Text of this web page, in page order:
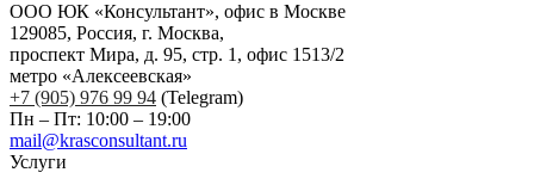
ООО ЮК «Консультант», офис в Москве
129085, Россия, г. Москва,
проспект Мира, д. 95, стр. 1, офис 1513/2
метро «Алексеевская»
+7 (905) 976 99 94 (Telegram)
Пн – Пт: 10:00 – 19:00
mail@krasconsultant.ru
Услуги